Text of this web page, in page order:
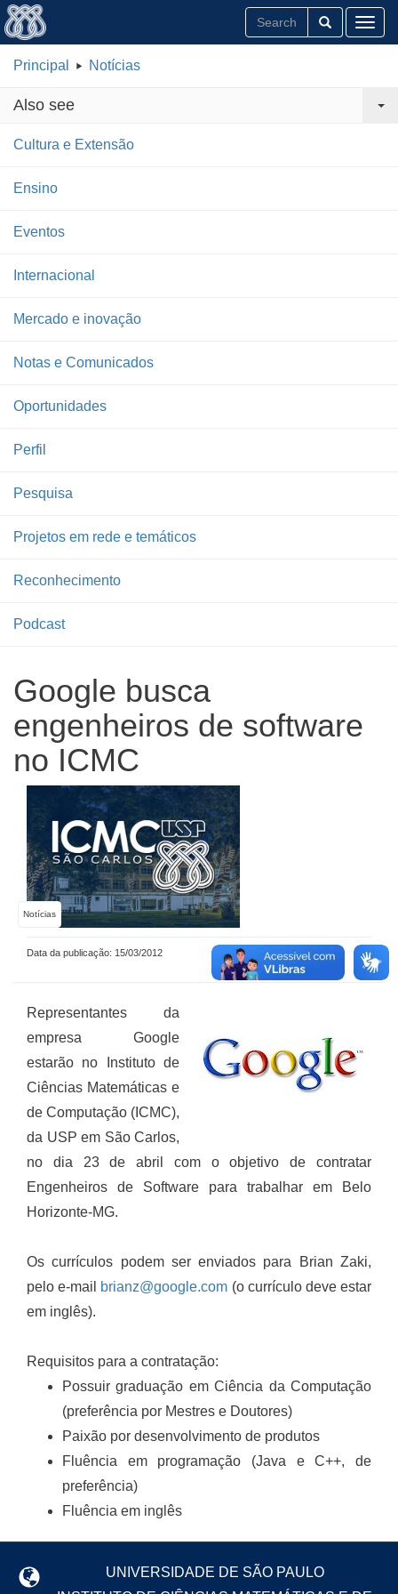
Principal Notícias
Also see
Cultura e Extensão
Ensino
Eventos
Internacional
Mercado e inovação
Notas e Comunicados
Oportunidades
Perfil
Pesquisa
Projetos em rede e temáticos
Reconhecimento
Podcast
Google busca
engenheiros de software
no ICMC
Notícias
Data da publicação: 15/03/2012
Representantes da
empresa Google
estarão no Instituto de
Ciências Matemáticas e
de Computação (ICMC),
da USP em São Carlos,
no dia 23 de abril com o objetivo de contratar
Engenheiros de Software para trabalhar em Belo
Horizonte-MG.
Os currículos podem ser enviados para Brian Zaki,
pelo e-mail brianz@google.com (o currículo deve estar
em inglês).
Requisitos para a contratação:
Possuir graduação em Ciência da Computação
(preferência por Mestres e Doutores)
Paixão por desenvolvimento de produtos
Fluência em programação (Java e C++, de
preferência)
Fluência em inglês
UNIVERSIDADE DE SÃO PAULO